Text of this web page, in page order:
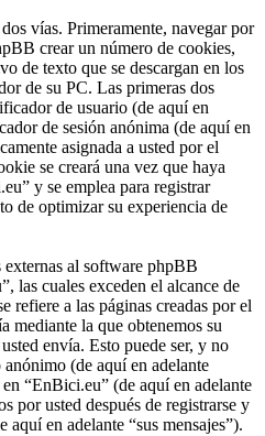
vías. Primeramente, navegar por
crear un número de cookies,
de texto que se descargan en los
de su PC. Las primeras dos
de usuario (de aquí en
de sesión anónima (de aquí en
asignada a usted por el
se creará una vez que haya
y se emplea para registrar
de optimizar su experiencia de
al software phpBB
las cuales exceden el alcance de
refiere a las páginas creadas por el
mediante la que obtenemos su
envía. Esto puede ser, y no
(de aquí en adelante
“EnBici.eu” (de aquí en adelante
por usted después de registrarse y
en adelante “sus mensajes”).